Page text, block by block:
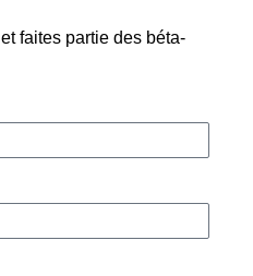
faites partie des béta-